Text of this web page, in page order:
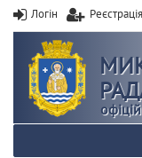
Логін Реєстрація